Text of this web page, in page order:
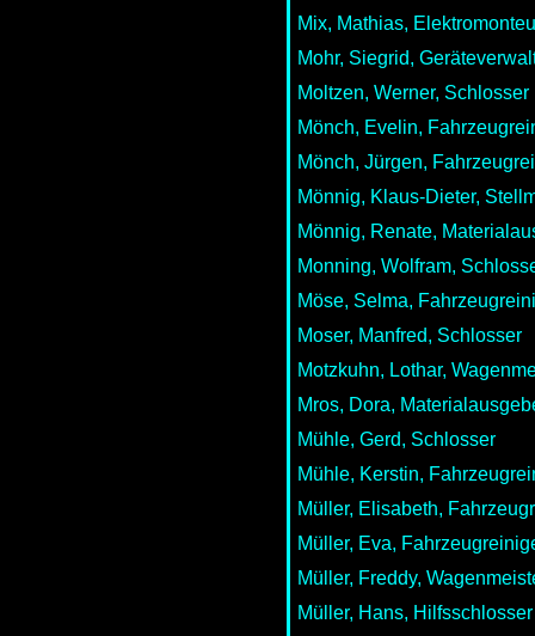
Mix, Mathias,
Mohr, Siegrid,
Moltzen, Werner, Schlosser
Mönch, Evelin,
Mönch, Jürgen,
Mönnig, Klaus-Dieter,
Mönnig, Renate,
Monning, Wolfram,
Möse, Selma,
Moser, Manfred, Schlosser
Motzkuhn, Lothar,
Mros, Dora,
Mühle, Gerd, Schlosser
Mühle, Kerstin,
Müller, Elisabeth,
Müller, Eva,
Müller, Freddy,
Müller, Hans, Hilfsschlosser